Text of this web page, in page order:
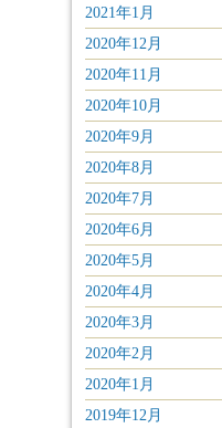
2021年1月
2020年12月
2020年11月
2020年10月
2020年9月
2020年8月
2020年7月
2020年6月
2020年5月
2020年4月
2020年3月
2020年2月
2020年1月
2019年12月